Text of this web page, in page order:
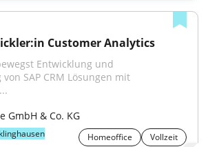
Customer Analytics
Entwicklung und
SAP CRM Lösungen mit
GmbH & Co. KG
Homeoffice Vollzeit